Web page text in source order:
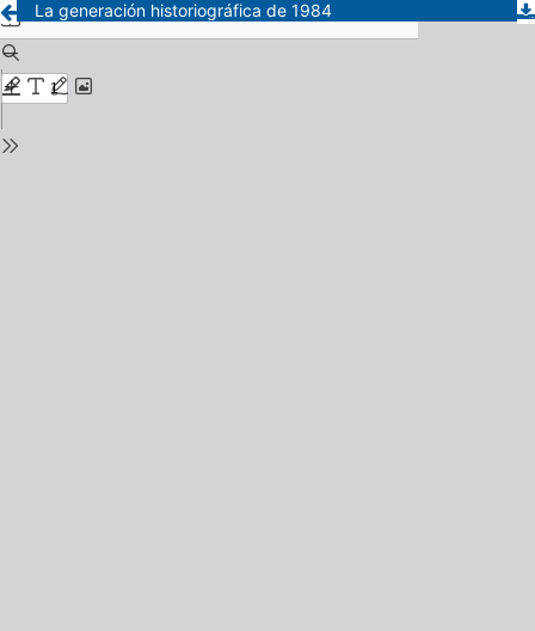
La generación historiográfica de 1984